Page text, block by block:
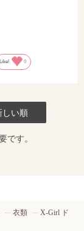
Like! 0
しい順
です。
衣類
X-Girl ド